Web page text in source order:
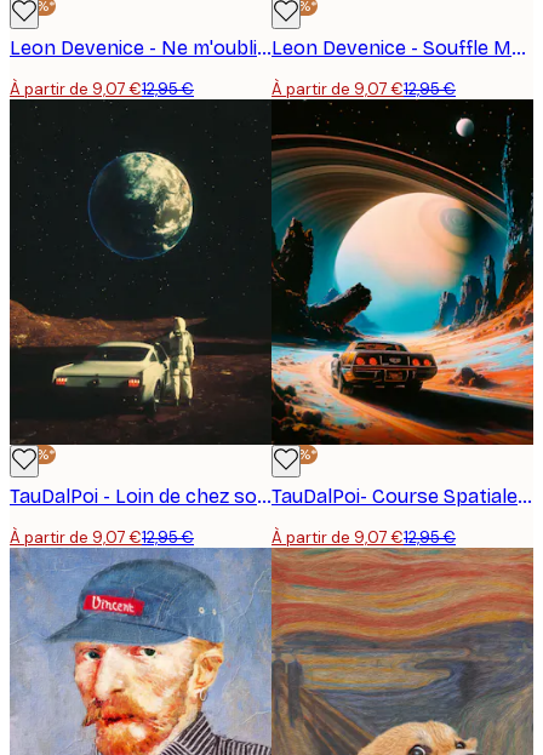
-30%*
Leon Devenice - Ne m'oublie pas Affiche
À partir de 9,07 €12,95 €
-30%*
Leon Devenice - Souffle Murmuré Poster
À partir de 9,07 €12,95 €
-30%*
TauDalPoi - Loin de chez soi Affiche
À partir de 9,07 €12,95 €
-30%*
TauDalPoi- Course Spatiale Poster
À partir de 9,07 €12,95 €